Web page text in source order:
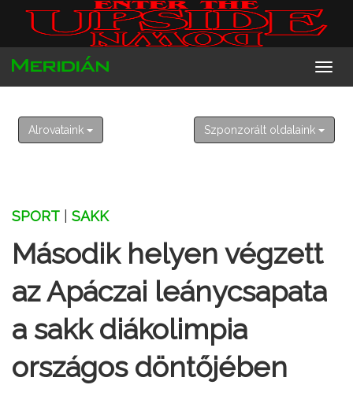
2026. augusztus 8. szombat
László
Alrovataink Szponzorált oldalaink
SPORT SAKK
Második helyen végzett
az Apáczai leánycsapata
a sakk diákolimpia
országos döntőjében